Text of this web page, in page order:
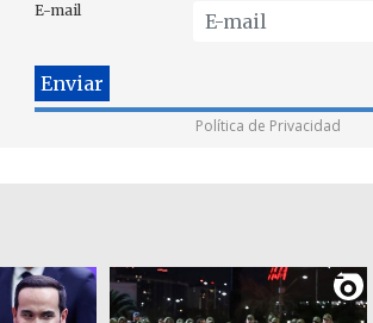
E-mail
Política de Privacidad